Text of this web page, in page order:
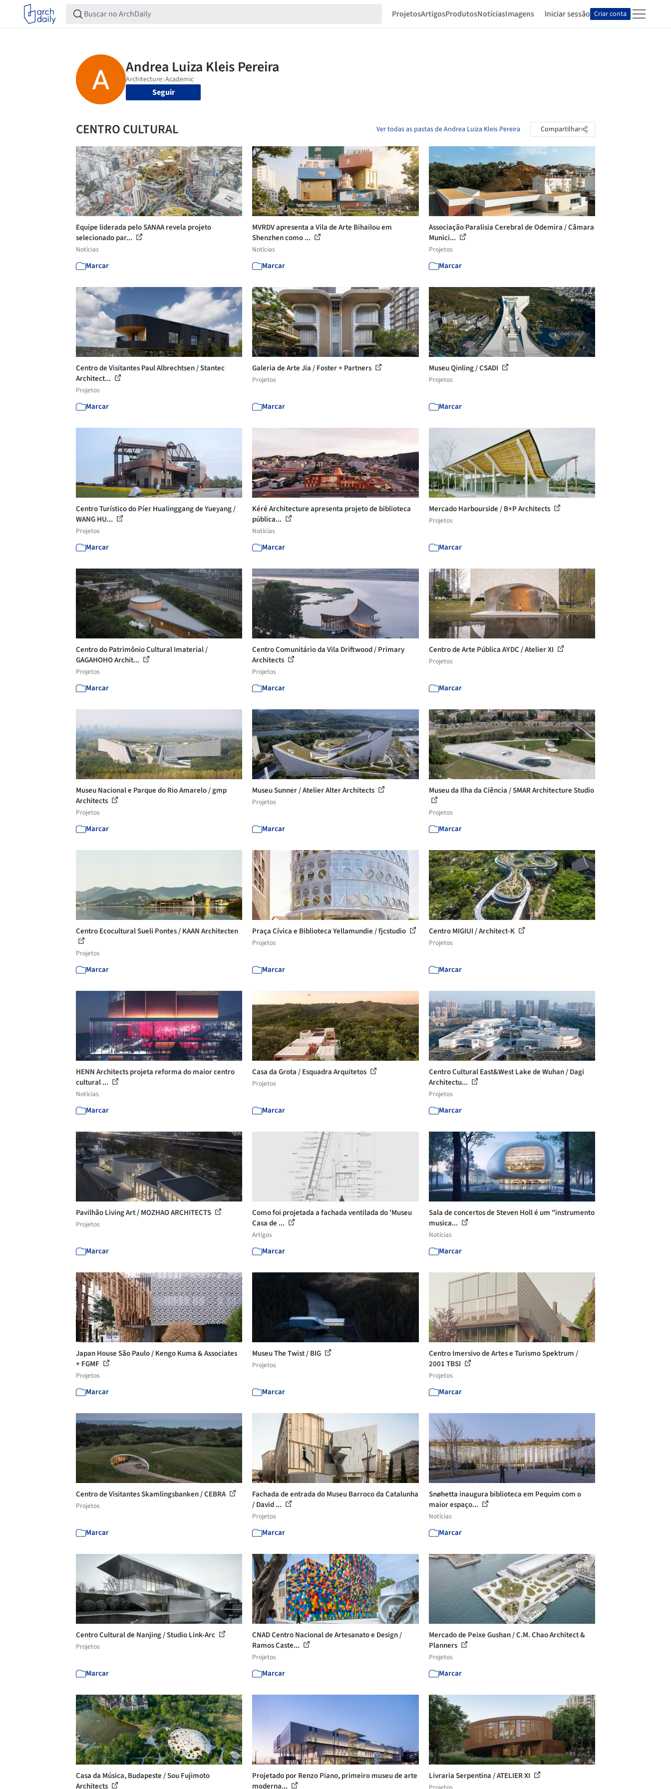
ProjetosArtigosProdutosNotíciasImagens Iniciar sessão Criar conta
Seguir
CENTRO CULTURAL Ver todas as pastas de Andrea Luiza Kleis Pereira Compartilhar
Equipe liderada pelo SANAA revela projeto
selecionado par...
Notícias
Marcar
MVRDV apresenta a Vila de Arte Bihailou em
Shenzhen como ...
Notícias
Marcar
Associação Paralisia Cerebral de Odemira / Câmara
Munici...
Projetos
Marcar
Centro de Visitantes Paul Albrechtsen / Stantec
Architect...
Projetos
Marcar
Galeria de Arte Jia / Foster + Partners
Projetos
Marcar
Museu Qinling / CSADI
Projetos
Marcar
Centro Turístico do Píer Hualinggang de Yueyang /
WANG HU...
Projetos
Marcar
Kéré Architecture apresenta projeto de biblioteca
pública...
Notícias
Marcar
Mercado Harbourside / B+P Architects
Projetos
Marcar
Centro do Patrimônio Cultural Imaterial /
GAGAHOHO Archit...
Projetos
Marcar
Centro Comunitário da Vila Driftwood / Primary
Architects
Projetos
Marcar
Centro de Arte Pública AYDC / Atelier XI
Projetos
Marcar
Museu Nacional e Parque do Rio Amarelo / gmp
Architects
Projetos
Marcar
Museu Sunner / Atelier Alter Architects
Projetos
Marcar
Museu da Ilha da Ciência / SMAR Architecture Studio
Projetos
Marcar
Centro Ecocultural Sueli Pontes / KAAN Architecten
Projetos
Marcar
Praça Cívica e Biblioteca Yellamundie / fjcstudio
Projetos
Marcar
Centro MIGIUI / Architect-K
Projetos
Marcar
HENN Architects projeta reforma do maior centro
cultural ...
Notícias
Marcar
Casa da Grota / Esquadra Arquitetos
Projetos
Marcar
Centro Cultural East&West Lake de Wuhan / Dagi
Architectu...
Projetos
Marcar
Pavilhão Living Art / MOZHAO ARCHITECTS
Projetos
Marcar
Como foi projetada a fachada ventilada do 'Museu
Casa de ...
Artigos
Marcar
Sala de concertos de Steven Holl é um "instrumento
musica...
Notícias
Marcar
Japan House São Paulo / Kengo Kuma & Associates
+ FGMF
Projetos
Marcar
Museu The Twist / BIG
Projetos
Marcar
Centro Imersivo de Artes e Turismo Spektrum /
2001 TBSI
Projetos
Marcar
Centro de Visitantes Skamlingsbanken / CEBRA
Projetos
Marcar
Fachada de entrada do Museu Barroco da Catalunha
/ David ...
Projetos
Marcar
Snøhetta inaugura biblioteca em Pequim com o
maior espaço...
Notícias
Marcar
Centro Cultural de Nanjing / Studio Link-Arc
Projetos
Marcar
CNAD Centro Nacional de Artesanato e Design /
Ramos Caste...
Projetos
Marcar
Mercado de Peixe Gushan / C.M. Chao Architect &
Planners
Projetos
Marcar
Casa da Música, Budapeste / Sou Fujimoto
Architects
Projetado por Renzo Piano, primeiro museu de arte
moderna...
Livraria Serpentina / ATELIER XI